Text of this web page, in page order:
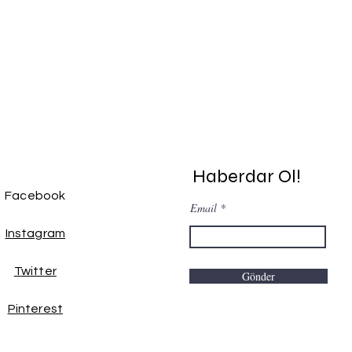
Facebook
Instagram
Twitter
Pinterest
Haberdar Ol!
Email
Gönder